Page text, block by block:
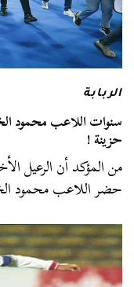
الربابة
سنوات اللاعب محمود
حزينة !
من المؤكد أن الرعيل
حضر اللاعب محمود